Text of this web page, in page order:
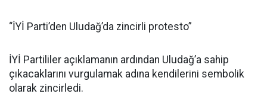
“İYİ Parti’den Uludağ’da zincirli protesto”
İYİ Partililer açıklamanın ardından Uludağ’a sahip
çıkacaklarını vurgulamak adına kendilerini sembolik
olarak zincirledi.